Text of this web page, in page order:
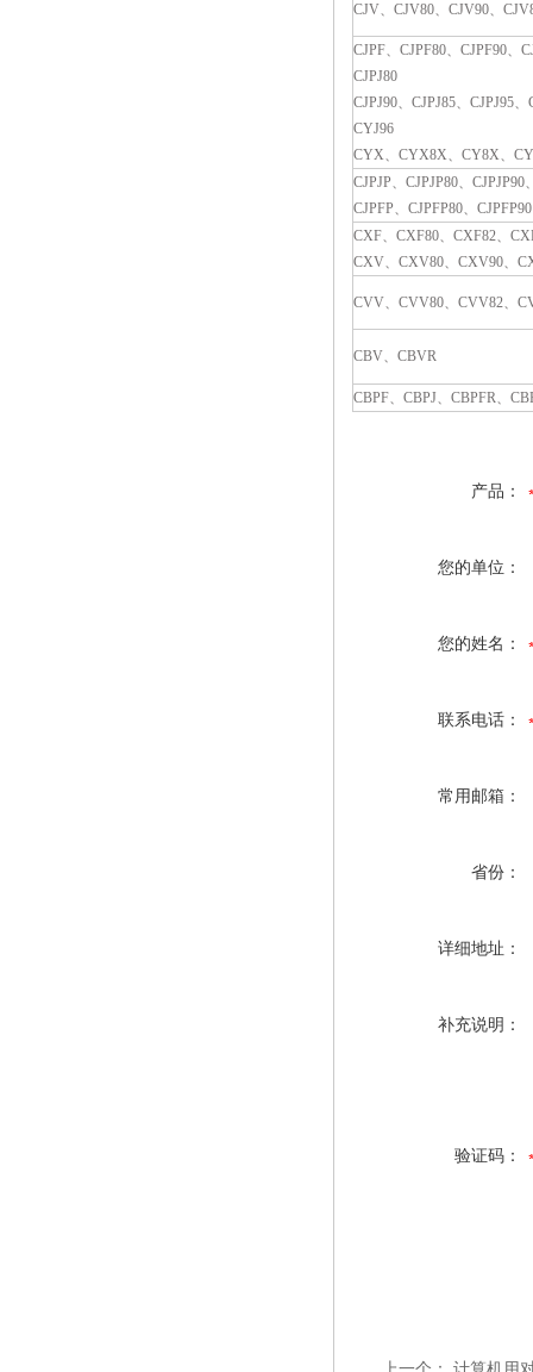
CJV、 CJV80、 CJV90、
CJPF、 CJPF80、 CJPF90、
CJPJ80
CJPJ90、 CJPJ85、 CJPJ95、
CYJ96
CYX、 CYX8X、 CY8X、
CJPJP、 CJPJP80、 CJPJP90
CJPFP、 CJPFP80、 CJPFP90
CXF、 CXF80、 CXF82、
CXV、 CXV80、 CXV90、
CVV、 CVV80、 CVV82、
CBV、 CBVR
CBPF、 CBPJ、 CBPFR、
产品：
您的单位：
您的姓名：
联系电话：
常用邮箱：
省份：
详细地址：
补充说明：
验证码：